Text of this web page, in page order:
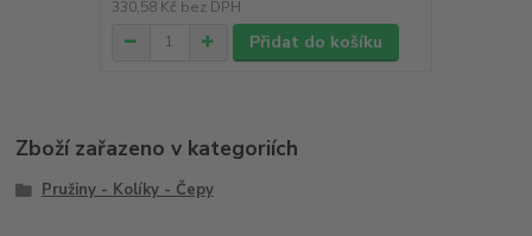
330,58 Kč bez DPH
Přidat do košíku
Zboží zařazeno v kategoriích
Pružiny - Kolíky - Čepy